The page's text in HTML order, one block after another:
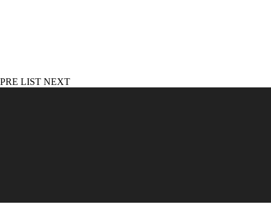
PRE LIST NEXT